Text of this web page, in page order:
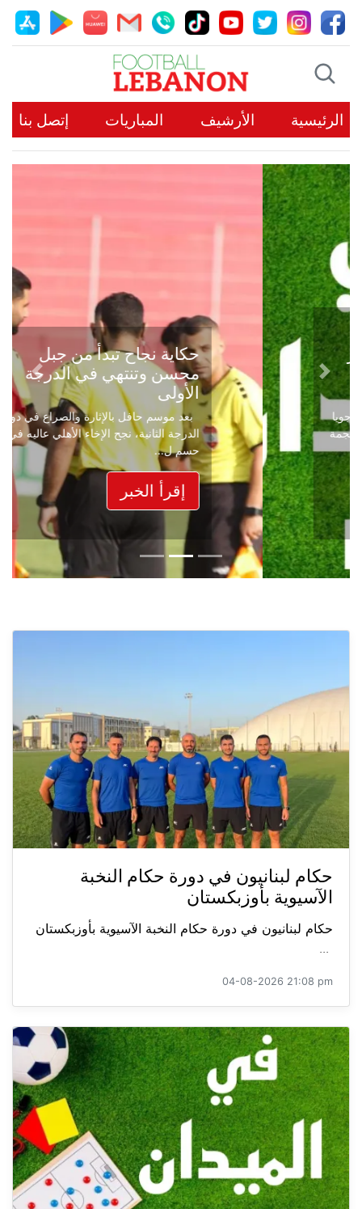
الرئيسية الأرشيف المباريات إتصل بنا
حكاية نجاح تبدأ من جبل
محسن وتنتهي في الدرجة
الأولى
بعد موسم حافل بالإثارة والصراع في دوري
الدرجة الثانية، نجح الإخاء الأهلي عاليه في
حسم ل...
إقرأ الخبر
Previous
Next
حكام لبنانيون في دورة حكام النخبة
الآسيوية بأوزبكستان
حكام لبنانيون في دورة حكام النخبة الآسيوية بأوزبكستان
...
04-08-2026 21:08 pm